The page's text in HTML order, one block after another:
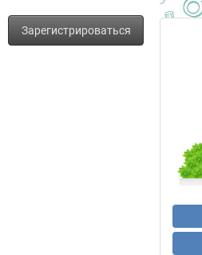
Зарегистрироваться